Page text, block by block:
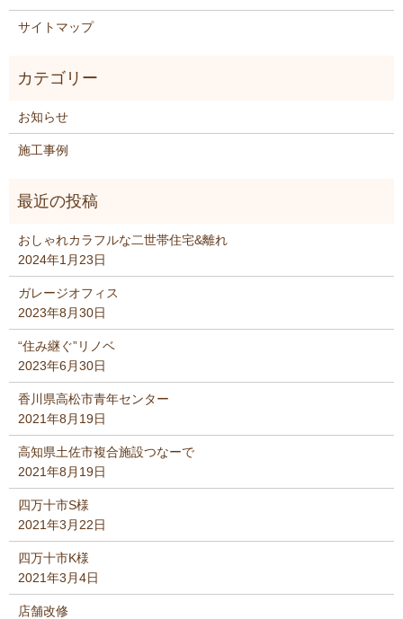
サイトマップ
お知らせ
施工事例
おしゃれカラフルな二世帯住宅&離れ
2024年1月23日
ガレージオフィス
2023年8月30日
“住み継ぐ”リノベ
2023年6月30日
香川県高松市青年センター
2021年8月19日
高知県土佐市複合施設つなーで
2021年8月19日
四万十市S様
2021年3月22日
四万十市K様
2021年3月4日
店舗改修